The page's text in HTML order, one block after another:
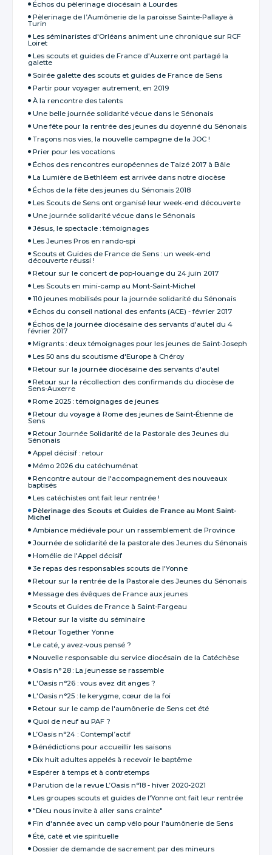
Échos du pèlerinage diocésain à Lourdes
Pèlerinage de l’Aumônerie de la paroisse Sainte-Pallaye à
Turin
Les séminaristes d'Orléans animent une chronique sur RCF
Loiret
Les scouts et guides de France d'Auxerre ont partagé la
galette
Soirée galette des scouts et guides de France de Sens
Partir pour voyager autrement, en 2019
À la rencontre des talents
Une belle journée solidarité vécue dans le Sénonais
Une fête pour la rentrée des jeunes du doyenné du Sénonais
Traçons nos vies, la nouvelle campagne de la JOC !
Prier pour les vocations
Échos des rencontres européennes de Taizé 2017 à Bâle
La Lumière de Bethléem est arrivée dans notre diocèse
Échos de la fête des jeunes du Sénonais 2018
Les Scouts de Sens ont organisé leur week-end découverte
Une journée solidarité vécue dans le Sénonais
Jésus, le spectacle : témoignages
Les Jeunes Pros en rando-spi
Scouts et Guides de France de Sens : un week-end
découverte réussi !
Retour sur le concert de pop-louange du 24 juin 2017
Les Scouts en mini-camp au Mont-Saint-Michel
110 jeunes mobilisés pour la journée solidarité du Sénonais
Échos du conseil national des enfants (ACE) - février 2017
Échos de la journée diocésaine des servants d'autel du 4
février 2017
Migrants : deux témoignages pour les jeunes de Saint-Joseph
Les 50 ans du scoutisme d'Europe à Chéroy
Retour sur la journée diocésaine des servants d'autel
Retour sur la récollection des confirmands du diocèse de
Sens-Auxerre
Rome 2025 : témoignages de jeunes
Retour du voyage à Rome des jeunes de Saint-Étienne de
Sens
Retour Journée Solidarité de la Pastorale des Jeunes du
Sénonais
Appel décisif : retour
Mémo 2026 du catéchuménat
Rencontre autour de l'accompagnement des nouveaux
baptisés
Les catéchistes ont fait leur rentrée !
Pèlerinage des Scouts et Guides de France au Mont Saint-
Michel
Ambiance médiévale pour un rassemblement de Province
Journée de solidarité de la pastorale des Jeunes du Sénonais
Homélie de l'Appel décisif
3e repas des responsables scouts de l'Yonne
Retour sur la rentrée de la Pastorale des Jeunes du Sénonais
Message des évêques de France aux jeunes
Scouts et Guides de France à Saint-Fargeau
Retour sur la visite du séminaire
Retour Together Yonne
Le caté, y avez-vous pensé ?
Nouvelle responsable du service diocésain de la Catéchèse
Oasis n° 28 : La jeunesse se rassemble
L'Oasis n°26 : vous avez dit anges ?
L'Oasis n°25 : le kerygme, cœur de la foi
Retour sur le camp de l'aumônerie de Sens cet été
Quoi de neuf au PAF ?
L’Oasis n°24 : Contempl’actif
Bénédictions pour accueillir les saisons
Dix huit adultes appelés à recevoir le baptême
Espérer à temps et à contretemps
Parution de la revue L’Oasis n°18 - hiver 2020-2021
Les groupes scouts et guides de l'Yonne ont fait leur rentrée
"Dieu nous invite à aller sans crainte"
Fin d'année avec un camp vélo pour l'aumônerie de Sens
Été, caté et vie spirituelle
Dossier de demande de sacrement par des mineurs